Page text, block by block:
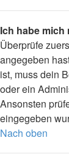
Ich habe
Überprüfe
angegeben
ist, muss dein
oder ein
Ansonsten
eingegeben
Nach oben